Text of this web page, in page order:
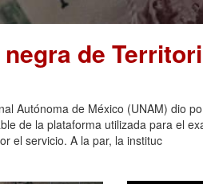
de
Autónoma de México (UNAM) dio
de la plataforma utilizada para el
el servicio. A la par, la instituc